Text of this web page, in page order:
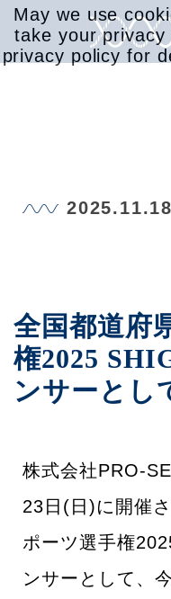
取り組み
お知らせ
採用情報
2025.11.18
全国都道府
権2025
ンサーとし
株式会社PRO-
23日(日)に開催
ポーツ選手権
ンサーとして、
May we use
take your
privacy policy for